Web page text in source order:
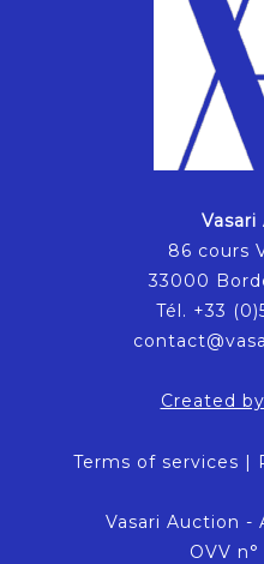
86 cours
33000
Tél. +33
Created
Terms of services |
Vasari Auction -
OVV